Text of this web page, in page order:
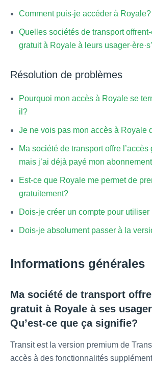
Comment puis-je accéder à Royale?
Quelles sociétés de transport
gratuit à Royale à leurs
Résolution de problèmes
Pourquoi mon accès à Royale se
il?
Je ne vois pas mon accès à Royale
Ma société de transport offre
mais j’ai déjà payé mon
Est-ce que Royale me permet de
gratuitement?
Dois-je créer un compte pour
Dois-je absolument passer à la
Informations générales
Ma société de transport
gratuit à Royale à ses
Qu’est-ce que ça signifie?
Transit est la version premium de
accès à des fonctionnalités